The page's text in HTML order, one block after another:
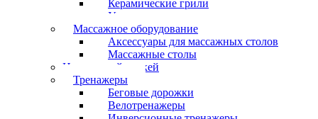
Керамические грили
Угольные грили
Массажное оборудование
Аксессуары для массажных столов
Массажные столы
Настольный хоккей
Тренажеры
Беговые дорожки
Велотренажеры